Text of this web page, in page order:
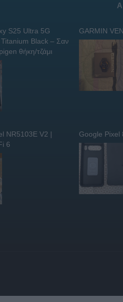
S25 Ultra 5G
Black – Σαν
θήκη/τζάμι
GARMIN
NR5103E V2 |
6
Google